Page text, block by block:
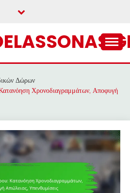
Δώρων
Χρονοδιαγραμμάτων, Αποφυγή